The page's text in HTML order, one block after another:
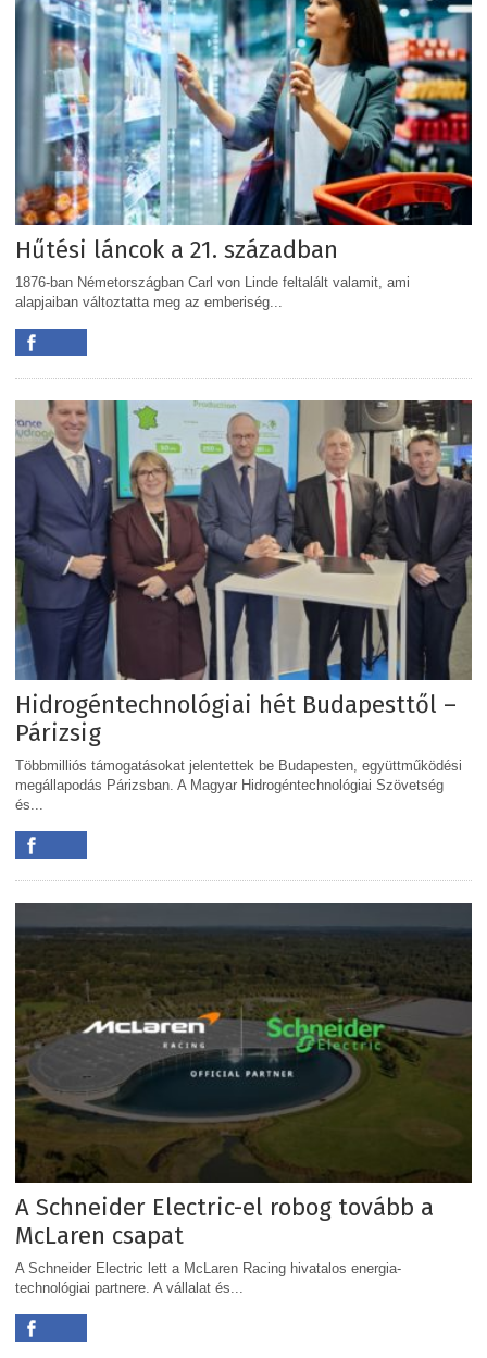
Hűtési láncok a 21. században
1876-ban Németországban Carl von Linde feltalált valamit, ami
alapjaiban változtatta meg az emberiség...
Hidrogéntechnológiai hét Budapesttől –
Párizsig
Többmilliós támogatásokat jelentettek be Budapesten, együttműködési
megállapodás Párizsban. A Magyar Hidrogéntechnológiai Szövetség
és...
A Schneider Electric-el robog tovább a
McLaren csapat
A Schneider Electric lett a McLaren Racing hivatalos energia-
technológiai partnere. A vállalat és...